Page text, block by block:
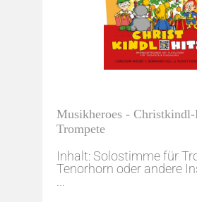
Musikheroes -
Trompete
Inhalt: Solostimme für Trompete,
Tenorhorn oder andere
...